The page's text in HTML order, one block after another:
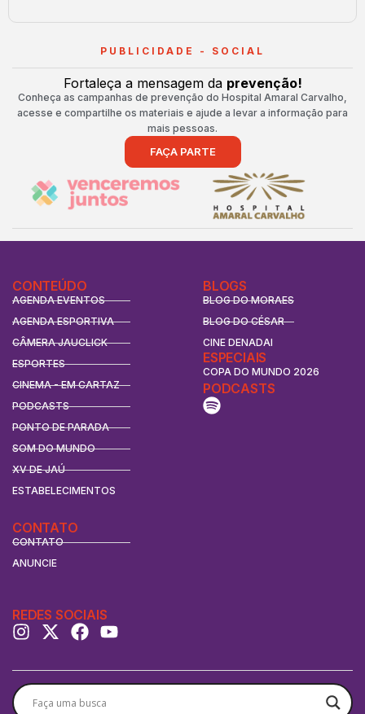
PUBLICIDADE - SOCIAL
Fortaleça a mensagem da prevenção!
Conheça as campanhas de prevenção do Hospital Amaral Carvalho,
acesse e compartilhe os materiais e ajude a levar a informação para
mais pessoas.
FAÇA PARTE
CONTEÚDO
AGENDA EVENTOS
AGENDA ESPORTIVA
CÂMERA JAUCLICK
ESPORTES
CINEMA - EM CARTAZ
PODCASTS
PONTO DE PARADA
SOM DO MUNDO
XV DE JAÚ
ESTABELECIMENTOS
BLOGS
BLOG DO MORAES
BLOG DO CÉSAR
CINE DENADAI
ESPECIAIS
COPA DO MUNDO 2026
CONTATO
CONTATO
ANUNCIE
PODCASTS
REDES SOCIAIS